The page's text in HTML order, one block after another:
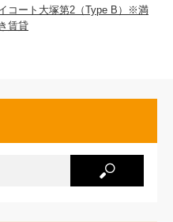
コート大塚第2（Type B）※満
賃貸